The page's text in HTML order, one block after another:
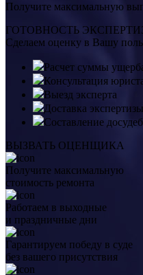
Получите максимальную
ГОТОВНОСТЬ
Сделаем оценку в Вашу
Расчет суммы
Консультация
Выезд эксперта
Доставка
Составление
ВЫЗВАТЬ ОЦЕНЩИКА
Получите максимальную
стоимость ремонта
Работаем в выходные
и праздничные дни
Гарантируем победу в суде
без вашего присутствия